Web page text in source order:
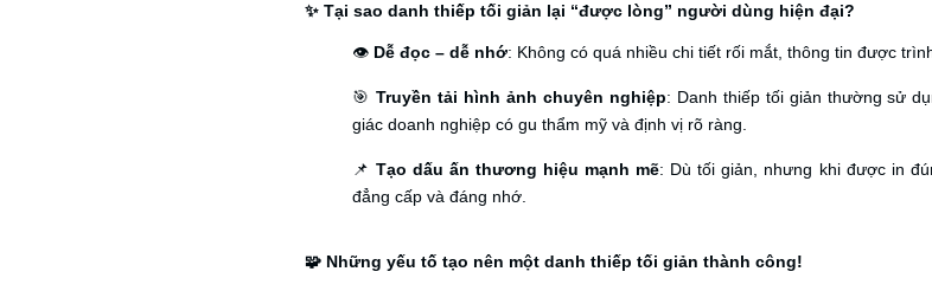
✨ Tại sao danh thiếp tối giản lại “được lòng” người dùng hiện đại?
👁️ Dễ đọc – dễ nhớ: Không có quá nhiều chi tiết rối mắt, thông tin được
🎯Truyền tải hình ảnh chuyên nghiệp: Danh thiếp tối giản thường sử
giác doanh nghiệp có gu thẩm mỹ và định vị rõ ràng.
📌Tạo dấu ấn thương hiệu mạnh mẽ: Dù tối giản, nhưng khi được in
đẳng cấp và đáng nhớ.
🧩 Những yếu tố tạo nên một danh thiếp tối giản thành công!